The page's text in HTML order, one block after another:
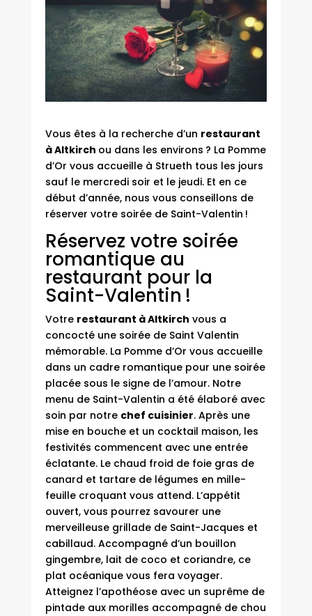
Vous êtes à la recherche d’un restaurant
à Altkirch ou dans les environs ? La Pomme
d’Or vous accueille à Strueth tous les jours
sauf le mercredi soir et le jeudi. Et en ce
début d’année, nous vous conseillons de
réserver votre soirée de Saint-Valentin !
Réservez votre soirée
romantique au
restaurant pour la
Saint-Valentin !
Votre restaurant à Altkirch vous a
concocté une soirée de Saint Valentin
mémorable. La Pomme d’Or vous accueille
dans un cadre romantique pour une soirée
placée sous le signe de l’amour. Notre
menu de Saint-Valentin a été élaboré avec
soin par notre chef cuisinier. Après une
mise en bouche et un cocktail maison, les
festivités commencent avec une entrée
éclatante. Le chaud froid de foie gras de
canard et tartare de légumes en mille-
feuille croquant vous attend. L’appétit
ouvert, vous pourrez savourer une
merveilleuse grillade de Saint-Jacques et
cabillaud. Accompagné d’un bouillon
gingembre, lait de coco et coriandre, ce
plat océanique vous fera voyager.
Atteignez l’apothéose avec un suprême de
pintade aux morilles accompagné de chou